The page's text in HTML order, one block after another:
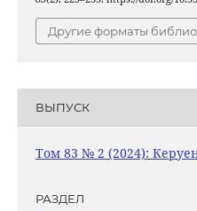
Другие форматы
ВЫПУСК
Том 83 № 2 (2024):
РАЗДЕЛ